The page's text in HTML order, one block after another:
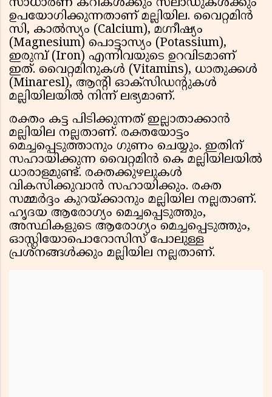
സാധാരണ കറികൾക്കും സലാഡുകൾക്കും
ഉപയോഗിക്കുന്നതാണ് മല്ലിയില. വൈറ്റമിൻ
സി, കാൽസ്യം (Calcium), മഗ്നീഷ്യം
(Magnesium) പൊട്ടാസ്യം (Potassium),
ഇരുമ്പ് (Iron) എന്നിവയുടെ ഉറവിടമാണ്
ഇത്. വൈറ്റമിനുകൾ (Vitamins), ധാതുക്കൾ
(Minaresl), ആൻ്റി ഓക്സിഡൻ്റുകൾ
മല്ലിയിലയിൽ നിന്ന് ലഭ്യമാണ്.
രക്തം കട്ട പിടിക്കുന്നത് ഇല്ലാതാക്കാൻ
മല്ലിയില നല്ലതാണ്. രക്തയോട്ടം
മെച്ചപ്പെടുത്താനും ഗുണം ചെയ്യും. ഇതിന്
സഹായിക്കുന്ന വൈറ്റമിൻ കെ മല്ലിയിലയിൽ
ധാരാളമുണ്ട്. രക്തക്കുഴലുകൾ
വികസിക്കുവാൻ സഹായിക്കും. രക്ത
സമ്മർദ്ദം കുറയ്ക്കാനും മല്ലിയില നല്ലതാണ്.
ഹൃദയ ആരോഗ്യം മെച്ചപ്പെടുത്തും,
അസ്ഥികളുടെ ആരോഗ്യം മെച്ചപ്പെടുത്തും,
ഓസ്റ്റിയോപൊറോസിസ് പോലുള്ള
പ്രശ്‌നങ്ങൾക്കും മല്ലിയില നല്ലതാണ്.